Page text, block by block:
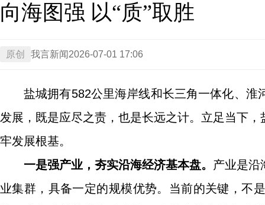
向海图强 以“质”取胜
原创 我言新闻 2026-07-01 17:06
盐城拥有582公里海岸线和长三角一体化、
发展，既是应尽之责，也是长远之计。立足当下
牢发展根基。
一是强产业，夯实沿海经济基本盘。 产业是沿
业集群，具备一定的规模优势。当前的关键，不